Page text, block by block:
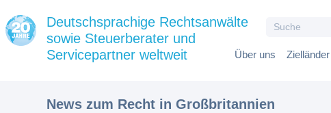
for:
Über uns Zielländer
Deutschsprachige Rechtsanwälte
sowie Steuerberater und
Servicepartner weltweit
News zum Recht in Großbritannien